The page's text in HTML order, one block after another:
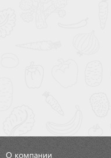
О компании